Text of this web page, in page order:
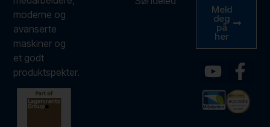
moderne og
avanserte
maskiner og
et godt
produktspekter.
Meld
deg
på
her